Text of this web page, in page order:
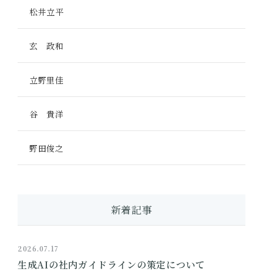
松井立平
玄 政和
立野里佳
谷 貴洋
野田俊之
新着記事
2026.07.17
生成AIの社内ガイドラインの策定について